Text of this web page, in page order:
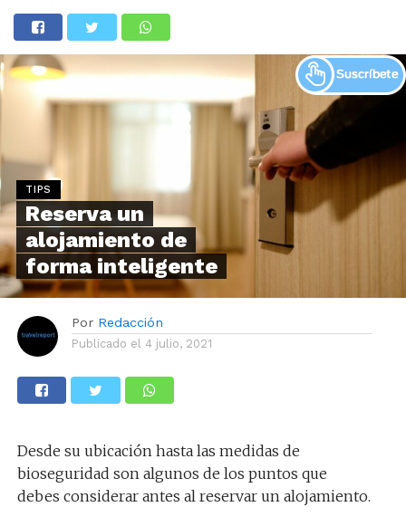
TIPS
Reserva un
alojamiento de
forma inteligente
Por Redacción
Publicado el 4 julio, 2021
Desde su ubicación hasta las medidas de
bioseguridad son algunos de los puntos que
debes considerar antes al reservar un alojamiento.